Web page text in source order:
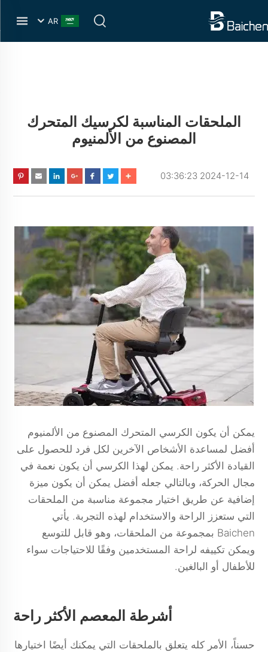
AR
الملحقات المناسبة لكرسيك المتحرك
المصنوع من الألمنيوم
2024-12-14 03:36:23
يمكن أن يكون الكرسي المتحرك المصنوع من الألمنيوم
أفضل لمساعدة الأشخاص الآخرين لكل فرد للحصول على
القيادة الأكثر راحة. يمكن لهذا الكرسي أن يكون نعمة في
مجال الحركة، وبالتالي جعله أفضل يمكن أن يكون ميزة
إضافية عن طريق اختيار مجموعة مناسبة من الملحقات
التي ستعزز الراحة والاستخدام لهذه التجربة. يأتي
Baichen بمجموعة من الملحقات، وهو قابل للتوسع
ويمكن تكييفه لراحة المستخدمين وفقًا للاحتياجات سواء
للأطفال أو البالغين.
أشرطة المعصم الأكثر راحة
حسناً، الأمر كله يتعلق بالملحقات التي يمكنك أيضًا اختيارها